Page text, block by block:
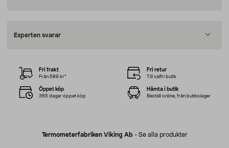
Experten svarar
Termometerfabriken Viking Ab - Se alla produkter
Fri frakt
Från 599 kr*
Fri retur
Till valfri butik
Öppet köp
365 dagar öppet köp
Hämta i butik
Beställ online, från butikslager